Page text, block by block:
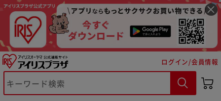
ログイン/会員情報